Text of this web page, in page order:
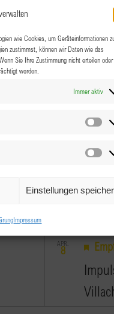
wie Cookies, um Geräteinformationen
zustimmst, können wir Daten wie das
Sie Ihre Zustimmung nicht erteilen oder
werden.
Immer aktiv
Einstellungen
Impressum
25
14:30
APR.
8